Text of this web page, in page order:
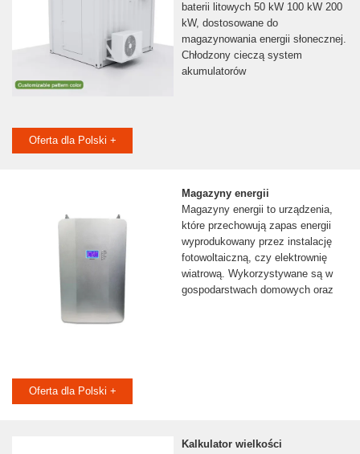
baterii litowych 50 kW 100 kW 200
kW, dostosowane do
magazynowania energii słonecznej.
Chłodzony cieczą system
akumulatorów
Oferta dla Polski +
Magazyny energii
Magazyny energii to urządzenia,
które przechowują zapas energii
wyprodukowany przez instalację
fotowoltaiczną, czy elektrownię
wiatrową. Wykorzystywane są w
gospodarstwach domowych oraz
Oferta dla Polski +
Kalkulator wielkości